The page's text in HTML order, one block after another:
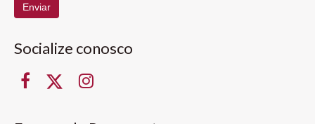
Enviar
Socialize conosco